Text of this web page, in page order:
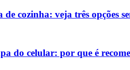
cozinha: veja três opções
do celular: por que é